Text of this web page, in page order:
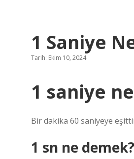
1 Saniye
Tarih: Ekim 10, 2024
1 saniye
Bir dakika 60 saniyeye
1 sn ne demek?